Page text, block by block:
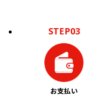
STEP03
お支払い